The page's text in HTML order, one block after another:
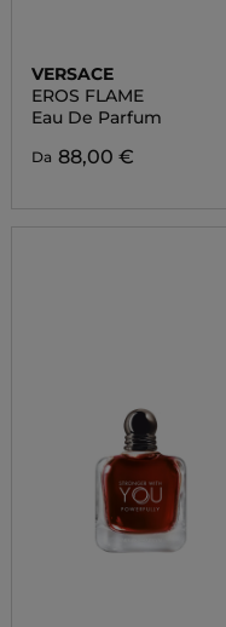
VERSACE
EROS FLAME
Eau De Parfum
Da 88,00 €